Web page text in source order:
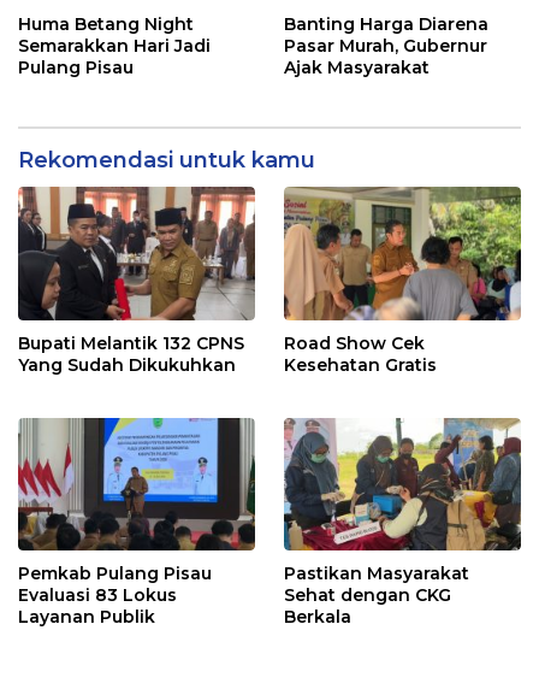
Huma Betang Night
Semarakkan Hari Jadi
Pulang Pisau
Banting Harga Diarena
Pasar Murah, Gubernur
Ajak Masyarakat
Rekomendasi untuk kamu
Bupati Melantik 132 CPNS
Yang Sudah Dikukuhkan
Road Show Cek
Kesehatan Gratis
Pemkab Pulang Pisau
Evaluasi 83 Lokus
Layanan Publik
Pastikan Masyarakat
Sehat dengan CKG
Berkala